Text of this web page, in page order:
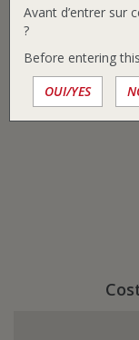
Avant d’entrer sur
?
Before entering
OUI/YES